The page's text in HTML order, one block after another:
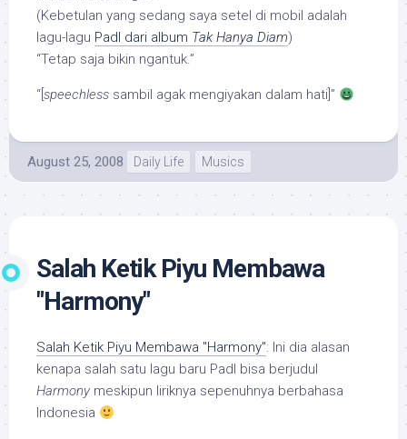
(Kebetulan yang sedang saya setel di mobil adalah
lagu-lagu PadI dari album Tak Hanya Diam)
“Tetap saja bikin ngantuk.”
“[speechless sambil agak mengiyakan dalam hati]”
August 25, 2008 Daily Life Musics
Salah Ketik Piyu Membawa
"Harmony"
Salah Ketik Piyu Membawa "Harmony": Ini dia alasan
kenapa salah satu lagu baru PadI bisa berjudul
Harmony meskipun liriknya sepenuhnya berbahasa
Indonesia